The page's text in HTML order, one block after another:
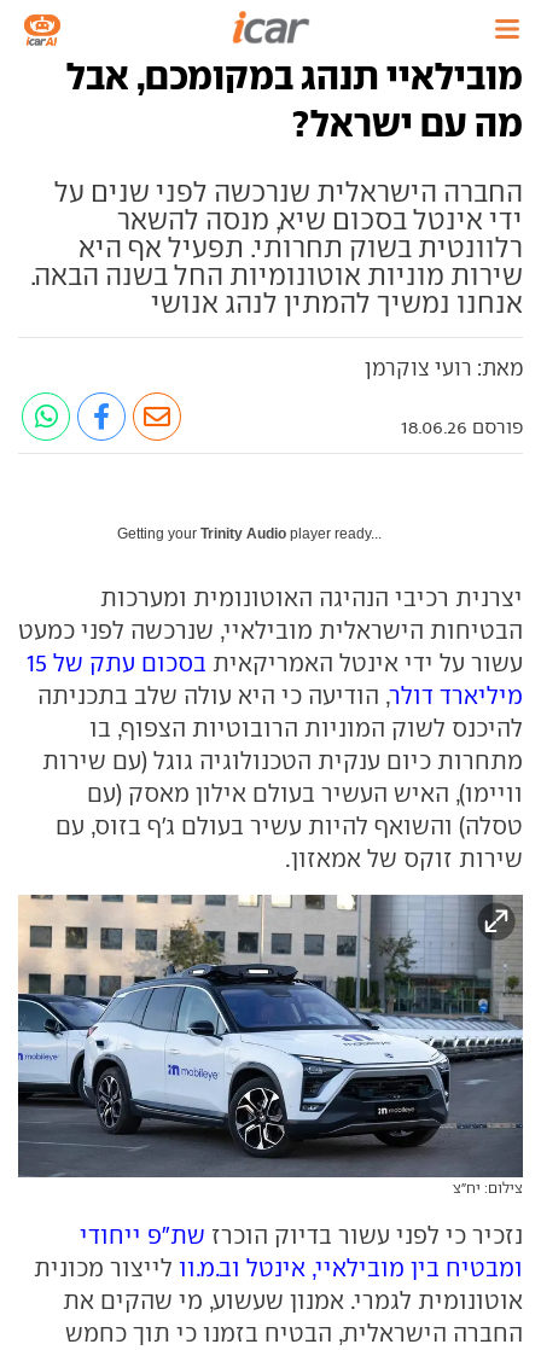
מובילאיי תנהג במקומכם, אבל
מה עם ישראל?
החברה הישראלית שנרכשה לפני שנים על
ידי אינטל בסכום שיא, מנסה להשאר
רלוונטית בשוק תחרותי. תפעיל אף היא
שירות מוניות אוטונומיות החל בשנה הבאה.
אנחנו נמשיך להמתין לנהג אנושי
מאת: רועי צוקרמן
פורסם 18.06.26
Getting your Trinity Audio player ready...
יצרנית רכיבי הנהיגה האוטונומית ומערכות
הבטיחות הישראלית מובילאיי, שנרכשה לפני כמעט
עשור על ידי אינטל האמריקאית
בסכום עתק של 15
מיליארד דולר, הודיעה כי היא עולה שלב בתכניתה
להיכנס לשוק המוניות הרובוטיות הצפוף, בו
מתחרות כיום ענקית הטכנולוגיה גוגל (עם שירות
וויימו), האיש העשיר בעולם אילון מאסק (עם
טסלה) והשואף להיות עשיר בעולם ג'ף בזוס, עם
שירות זוקס של אמאזון.
צילום: יח"צ
נזכיר כי לפני עשור בדיוק הוכרז שת"פ ייחודי
ומבטיח בין מובילאיי, אינטל וב.מ.וו לייצור מכונית
אוטונומית לגמרי. אמנון שעשוע, מי שהקים את
החברה הישראלית, הבטיח בזמנו כי תוך כחמש